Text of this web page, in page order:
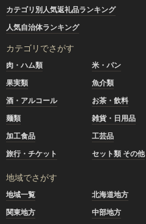
カテゴリ別人気返礼品ランキング
人気自治体ランキング
カテゴリでさがす
肉・ハム類 米・パン
果実類
魚介類
酒・アルコール
お茶・飲料
麺類
雑貨・日用品
加工食品
工芸品
旅行・チケット
セット類 その他
地域でさがす
地域一覧 北海道地方
関東地方
中部地方